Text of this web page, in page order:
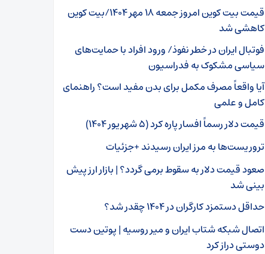
قیمت بیت کوین امروز جمعه ۱۸ مهر ۱۴۰۴/بیت کوین
کاهشی شد
فوتبال ایران در خطر نفوذ/ ورود افراد با حمایت‌های
سیاسی مشکوک به فدراسیون
آیا واقعاً مصرف مکمل برای بدن مفید است؟ راهنمای
کامل و علمی
قیمت دلار رسماً افسار پاره کرد (۵ شهریور ۱۴۰۴)
تروریست‌ها به مرز ایران رسیدند +جزئیات
صعود قیمت دلار به سقوط برمی گردد؟ | بازار ارز پیش
بینی شد
حداقل دستمزد کارگران در ۱۴۰۴ چقدر شد؟
اتصال شبکه شتاب ایران و میر روسیه | پوتین دست
دوستی دراز کرد